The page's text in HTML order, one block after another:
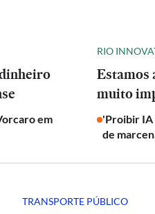
em
RIO
Estamos
'Proibir IA
de
TRANSPORTE PÚBLICO